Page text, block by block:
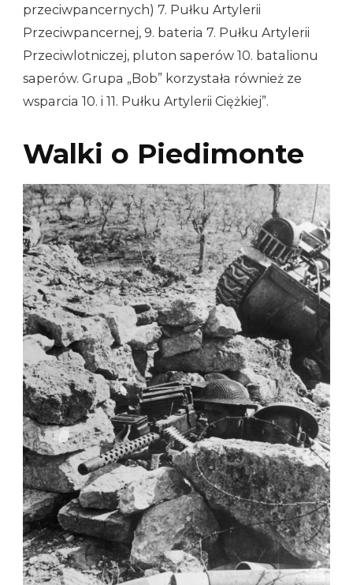
przeciwpancernych) 7. Pułku Artylerii
Przeciwpancernej, 9. bateria 7. Pułku Artylerii
Przeciwlotniczej, pluton saperów 10. batalionu
saperów. Grupa „Bob” korzystała również ze
wsparcia 10. i 11. Pułku Artylerii Ciężkiej”.
Walki o Piedimonte